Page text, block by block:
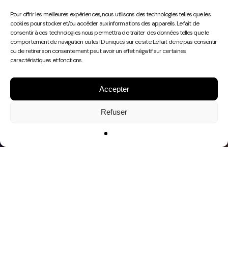
Pour offrir les meilleures expériences, nous utilisons des technologies telles que les
cookies pour stocker et/ou accéder aux informations des appareils. Le fait de
consentir à ces technologies nous permettra de traiter des données telles que le
comportement de navigation ou les ID uniques sur ce site. Le fait de ne pas consentir
ou de retirer son consentement peut avoir un effet négatif sur certaines
caractéristiques et fonctions.
Accepter
Refuser
Play
Video